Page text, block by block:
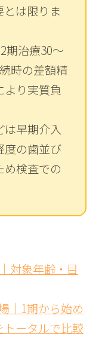
は限りま
期治療30〜
時の差額精
り実質負
は早期介入
度の歯並び
め検査での
対象年齢・目
｜1期から始め
ータルで比較